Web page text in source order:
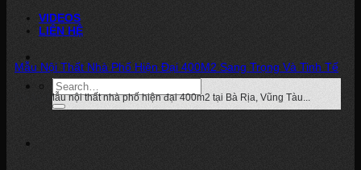
VIDEOS
LIÊN HỆ
Mẫu Nội Thất Nhà Phố Hiện Đại 400M2 Sang Trọng Và Tinh Tế
Dự án: Mẫu nội thất nhà phố hiện đại 400m2 tại Bà Rịa, Vũng Tàu...